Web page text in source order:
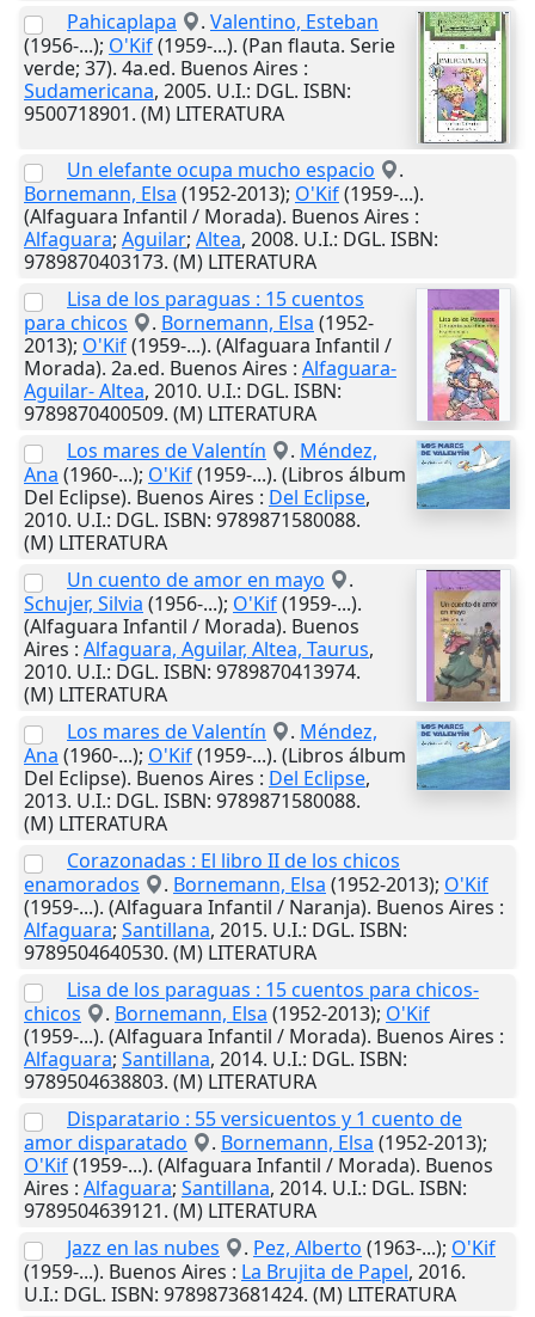
Pahicaplapa
. Valentino, Esteban
(1956-...); O'Kif(1959-...). (Pan flauta. Serie
verde; 37). 4a.ed. Buenos Aires :
Sudamericana, 2005. U.I.: DGL. ISBN:
9500718901. (M) LITERATURA
Un elefante ocupa mucho espacio
.
Bornemann, Elsa (1952-2013); O'Kif(1959-...).
(Alfaguara Infantil / Morada). Buenos Aires :
Alfaguara; Aguilar; Altea, 2008. U.I.: DGL. ISBN:
9789870403173. (M) LITERATURA
Lisa de los paraguas : 15 cuentos
para chicos
. Bornemann, Elsa (1952-
2013); O'Kif(1959-...). (Alfaguara Infantil /
Morada). 2a.ed. Buenos Aires : Alfaguara-
Aguilar- Altea, 2010. U.I.: DGL. ISBN:
9789870400509. (M) LITERATURA
Los mares de Valentín
. Méndez,
Ana (1960-...); O'Kif(1959-...). (Libros álbum
Del Eclipse). Buenos Aires : Del Eclipse,
2010. U.I.: DGL. ISBN: 9789871580088.
(M) LITERATURA
Un cuento de amor en mayo
.
Schujer, Silvia (1956-...); O'Kif(1959-...).
(Alfaguara Infantil / Morada). Buenos
Aires : Alfaguara, Aguilar, Altea, Taurus,
2010. U.I.: DGL. ISBN: 9789870413974.
(M) LITERATURA
Los mares de Valentín
. Méndez,
Ana (1960-...); O'Kif(1959-...). (Libros álbum
Del Eclipse). Buenos Aires : Del Eclipse,
2013. U.I.: DGL. ISBN: 9789871580088.
(M) LITERATURA
Corazonadas : El libro II de los chicos
enamorados
. Bornemann, Elsa (1952-2013); O'Kif
(1959-...). (Alfaguara Infantil / Naranja). Buenos Aires :
Alfaguara; Santillana, 2015. U.I.: DGL. ISBN:
9789504640530. (M) LITERATURA
Lisa de los paraguas : 15 cuentos para chicos-
chicos
. Bornemann, Elsa (1952-2013); O'Kif
(1959-...). (Alfaguara Infantil / Morada). Buenos Aires :
Alfaguara; Santillana, 2014. U.I.: DGL. ISBN:
9789504638803. (M) LITERATURA
Disparatario : 55 versicuentos y 1 cuento de
amor disparatado
. Bornemann, Elsa (1952-2013);
O'Kif(1959-...). (Alfaguara Infantil / Morada). Buenos
Aires : Alfaguara; Santillana, 2014. U.I.: DGL. ISBN:
9789504639121. (M) LITERATURA
Jazz en las nubes
. Pez, Alberto (1963-...); O'Kif
(1959-...). Buenos Aires : La Brujita de Papel, 2016.
U.I.: DGL. ISBN: 9789873681424. (M) LITERATURA